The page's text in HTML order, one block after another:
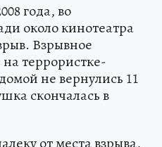
года, во
около кинотеатра
Взрывное
на террористке-
не вернулись 11
скончалась в
от места взрыва,